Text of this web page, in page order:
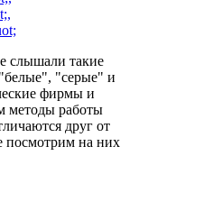
слышали такие
"серые" и
фирмы и
методы работы
друг от
посмотрим на них